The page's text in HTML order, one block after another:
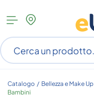
Apri
menu
categorie
Catalogo / Bellezza e Make Up
Bambini